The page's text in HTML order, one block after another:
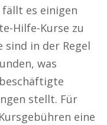
es einigen
Hilfe-Kurse zu
sind in der Regel
was
stellt. Für
eine